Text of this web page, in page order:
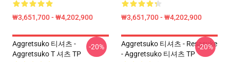
₩3,651,700 - ₩4,202,900 ₩3,651,700 - ₩4,202,900
Aggretsuko 티셔츠 -
Aggretsuko T 셔츠 TP
-20%
Aggretsuko 티셔츠 - Resasuke
- Aggretsuko 티셔츠 TP
-20%